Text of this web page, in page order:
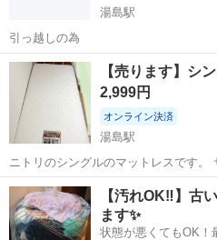
湯島駅
引っ越しの為
東京 文京区 湯島駅 ベッド
【売ります】
2,999円
オンライン決済
湯島駅
ニトリのシングルのマットレスです。 サイズ 幅約98×奥行約200×高
さ約17cm ご検討よろしくお願い致します。 ※ベットフレームはあり
ません。 取りに来ていただける方、 お取引よろしくお願いいたしま
す。
東京 文京区 湯島駅 ベッド
【汚れOK‼️】古
ます✨
状態が悪くてもOK！